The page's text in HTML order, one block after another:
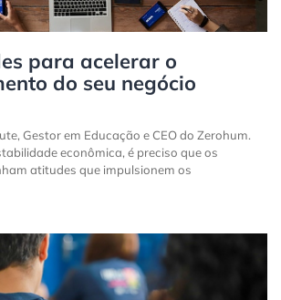
para acelerar o
do seu negócio
Gestor em Educação e CEO do Zerohum.
econômica, é preciso que os
atitudes que impulsionem os